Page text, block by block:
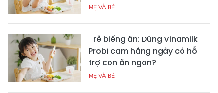
MẸ VÀ BÉ
Trẻ biếng ăn: Dùng Vinamilk
Probi cam hằng ngày có hỗ
trợ con ăn ngon?
MẸ VÀ BÉ